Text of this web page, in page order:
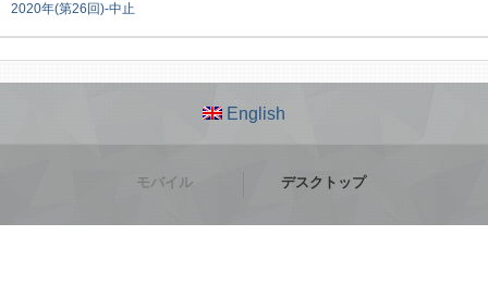
2020年(第26回)-中止
English
モバイル デスクトップ